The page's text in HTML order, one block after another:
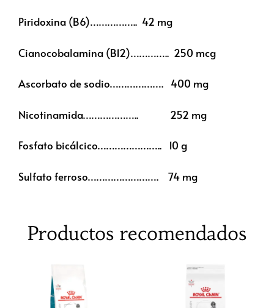
Piridoxina (B6)…………….. 42 mg
Cianocobalamina (B12)………….. 250 mcg
Ascorbato de sodio………………. 400 mg
Nicotinamida……………….. 252 mg
Fosfato bicálcico………………….. 10 g
Sulfato ferroso……………………. 74 mg
Productos recomendados